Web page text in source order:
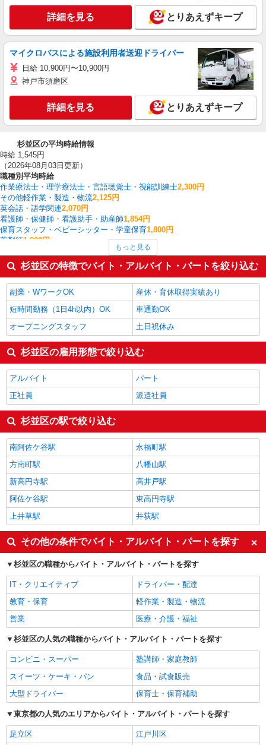
詳細を見る とりあえずキープ
マイクロバスによる施設利用者送迎ドライバー
日給 10,900円〜10,900円
神戸市須磨区
詳細を見る とりあえずキープ
杉並区の平均時給情報
時給 1,545円
（2026年08月03日更新）
職種別平均時給
作業療法士・理学療法士・言語聴覚士・視能訓練士2,300円
その他軽作業・製造・物流2,125円
英会話・語学関連2,070円
看護師・保健師・看護助手・助産師1,854円
保育スタッフ・ベビーシッター・学童保育1,800円
薬剤師1,800円
家電・携帯販売1,679円
金融・貿易事務 1,673円
家事代行1,660円
杉並区の他の職種の平均時給を見る
もっと見る
杉並区の特徴でバイト・アルバイト・パートを絞り込む
副業・WワークOK
産休・育休取得実績あり
短時間勤務（1日4h以内）OK
車通勤OK
オープニングスタッフ
土日祝休み
杉並区の雇用形態で絞り込む
アルバイト
パート
正社員
派遣社員
杉並区の駅で絞り込む
南阿佐ケ谷駅
永福町駅
方南町駅
八幡山駅
新高円寺駅
高井戸駅
阿佐ケ谷駅
東高円寺駅
上井草駅
井荻駅
その他の条件でバイト・アルバイト・パートを探す
杉並区の職種からバイト・アルバイト・パートを探す
IT・クリエイティブ
ドライバー・配達
教育・保育
軽作業・製造・物流
営業
医療・介護・福祉
杉並区の人気の職種からバイト・アルバイト・パートを探す
コンビニ・スーパー
塾講師・家庭教師
スイーツ・ケーキ・パン
食品・試食販売
大型ドライバー
保育士・保育補助
東京都の人気のエリアからバイト・アルバイト・パートを探す
足立区
江戸川区